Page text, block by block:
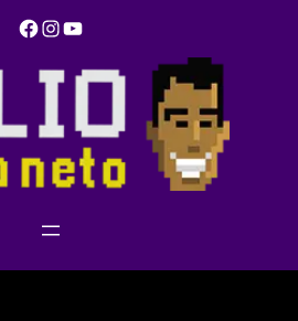
Facebook Instagram YouTube